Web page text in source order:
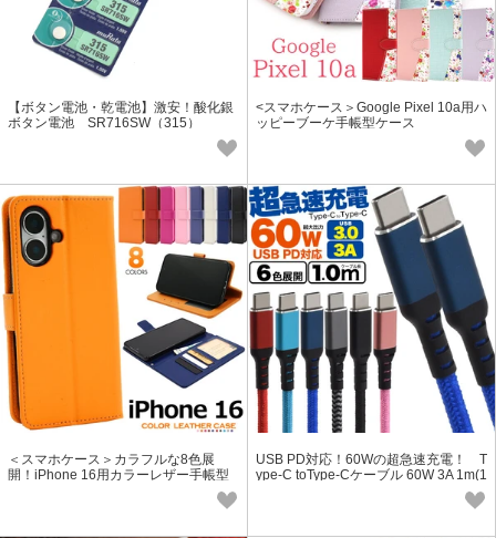
【ボタン電池・乾電池】激安！酸化銀
ボタン電池 SR716SW（315）
<スマホケース＞Google Pixel 10a用ハ
ッピーブーケ手帳型ケース
＜スマホケース＞カラフルな8色展
開！iPhone 16用カラーレザー手帳型
USB PD対応！60Wの超急速充電！ T
ype-C toType-Cケーブル 60W 3A 1m(1